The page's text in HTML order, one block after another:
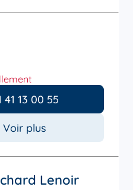
41 13 00 55
Voir plus
Lenoir